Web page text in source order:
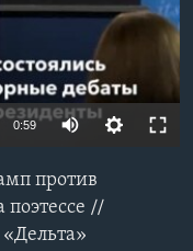
available
0:59
против
поэтессе //